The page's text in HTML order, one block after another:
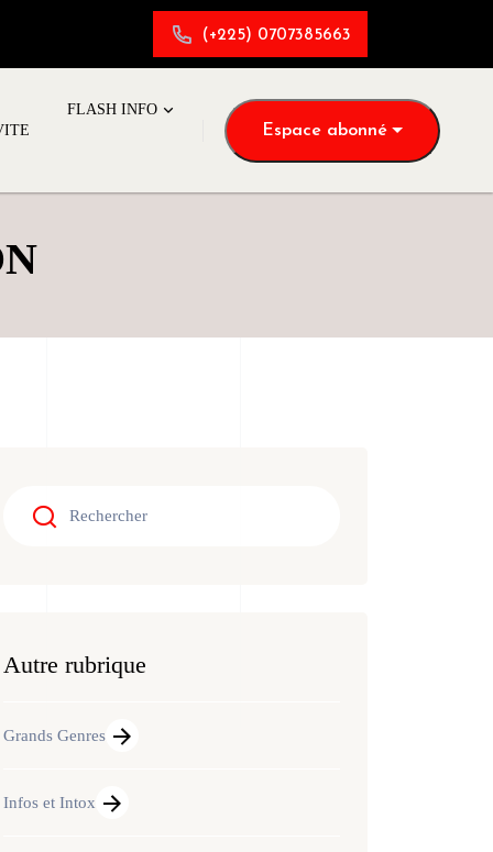
(+225) 0707385663
FLASH INFO
Espace abonné
Autre rubrique
Grands Genres
Infos et Intox